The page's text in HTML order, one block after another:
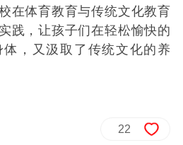
在体育教育与传统文化教育
践，让孩子们在轻松愉快的
，又汲取了传统文化的养
22